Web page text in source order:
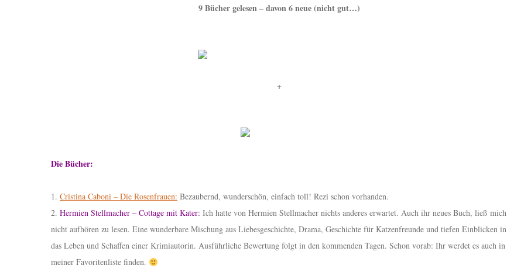
9 Bücher gelesen – davon 6 neue (nicht gut…)
+
Die Bücher:
1. Cristina Caboni – Die Rosenfrauen: Bezaubernd, wunderschön, einfach toll! Rezi schon vorhanden.
2. Hermien Stellmacher – Cottage mit Kater: Ich hatte von Hermien Stellmacher nichts anderes erwartet. Auch ihr neues Buch, ließ mich
nicht aufhören zu lesen. Eine wunderbare Mischung aus Liebesgeschichte, Drama, Geschichte für Katzenfreunde und tiefen Einblicken in
das Leben und Schaffen einer Krimiautorin. Ausführliche Bewertung folgt in den kommenden Tagen. Schon vorab: Ihr werdet es auch in
meiner Favoritenliste finden.